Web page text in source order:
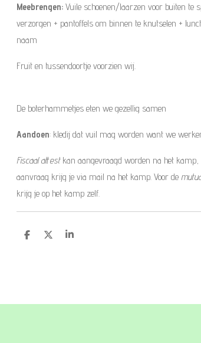
Meebrengen: Vuile schoenen/laarzen voor buiten te
verzorgen + pantoffels om binnen te knutselen +
naam
Fruit en tussendoortje voorzien wij.
De boterhammetjes eten we gezellig samen
Aandoen: kledij dat vuil mag worden want we
Fiscaal attestkan aangevraagd worden na het
aanvraag krijg je via mail na het kamp. Voor de
krijg je op het kamp zelf.
D
D
S